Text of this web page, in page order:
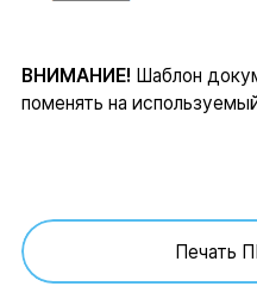
ВНИМАНИЕ! Шаблон
поменять на
Печать